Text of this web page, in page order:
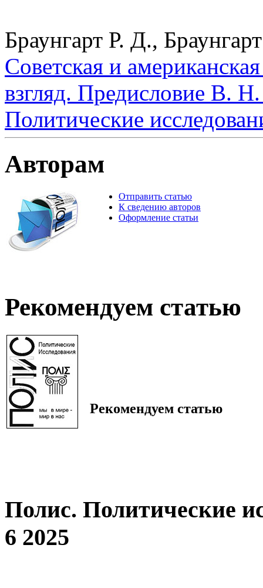
Браунгарт Р. Д.,
Советская и
взгляд. Предисловие В.
Политические
Авторам
Отправить статью
К сведению авторов
Оформление статьи
Рекомендуем статью
Рекомендуем статью
Полис. Политические
6 2025